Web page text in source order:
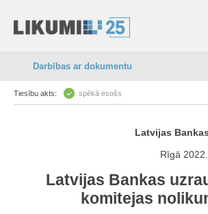
Darbības ar dokumentu
Tiesību akts: spēkā esošs
Latvijas
Rīgā
Latvijas Bankas
komitejas